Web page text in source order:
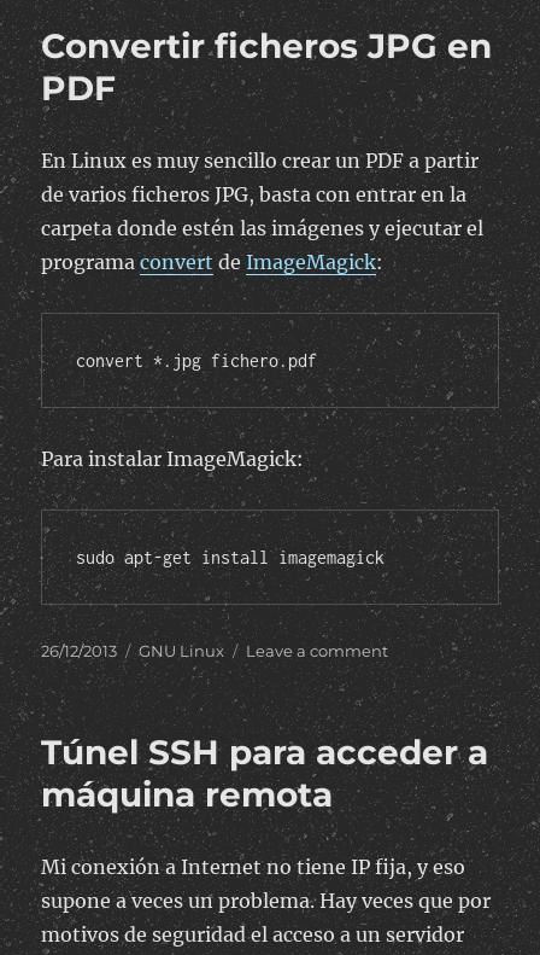
Convertir ficheros JPG en
PDF
En Linux es muy sencillo crear un PDF a partir
de varios ficheros JPG, basta con entrar en la
carpeta donde estén las imágenes y ejecutar el
programaconvert deImageMagick:
convert *.jpg fichero.pdf
Para instalar ImageMagick:
sudo apt-get install imagemagick
Posted
on
26/12/2013 Categories
GNU Linux Leave a commenton
Convertir
ficheros
JPG
en
PDF
Túnel SSH para acceder a
máquina remota
Mi conexión a Internet no tiene IP fija, y eso
supone a veces un problema. Hay veces que por
motivos de seguridad el acceso a un servidor